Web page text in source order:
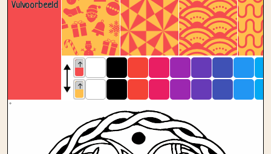
Vulvoorbeeld